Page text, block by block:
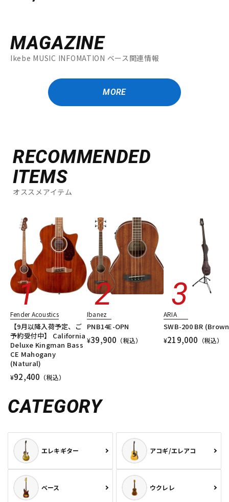
MAGAZINE
Ikebe MUSIC INFOMATION ベース関連情報
MORE
RECOMMENDED
ITEMS
オススメアイテム
Fender Acoustics
【9月以降入荷予定、ご
予約受付中】 California
Deluxe Kingman Bass
CE Mahogany
(Natural)
¥92,400 （税込）
Ibanez
PNB14E-OPN
¥39,900 （税込）
ARIA
SWB-200 BR
¥219,000 （税込）
CATEGORY
エレキギター アコギ/エレアコ
ベース ウクレレ